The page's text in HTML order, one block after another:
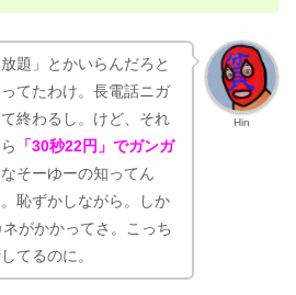
Hin
題」とかいらんだろと
てたわけ。長電話ニガ
終わるし。けど、それ
「30秒22円」でガンガ
そーゆーの知ってん
恥ずかしながら。しか
がかかってさ。こっち
てるのに。